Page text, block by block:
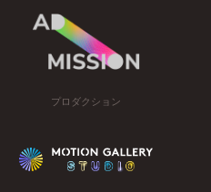
プロダクション